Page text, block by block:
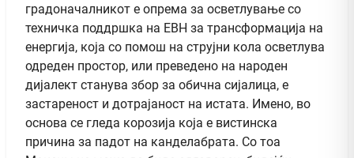
градоначалникот е опрема за осветлување со
техничка поддршка на ЕВН за трансформација на
енергија, која со помош на струјни кола осветлува
одреден простор, или преведено на народен
дијалект станува збор за обична сијалица, е
застареност и дотрајаност на истата. Имено, во
основа се гледа корозија која е вистинска
причина за падот на канделабрата. Со тоа